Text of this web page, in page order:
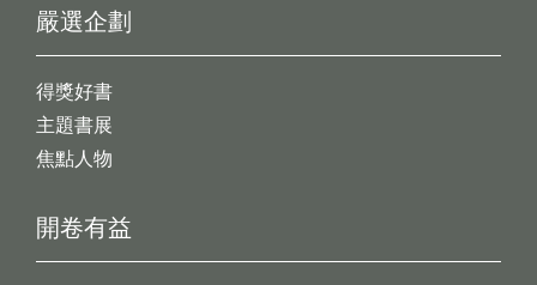
開卷有益
嚴選企劃
得獎好書
主題書展
焦點人物